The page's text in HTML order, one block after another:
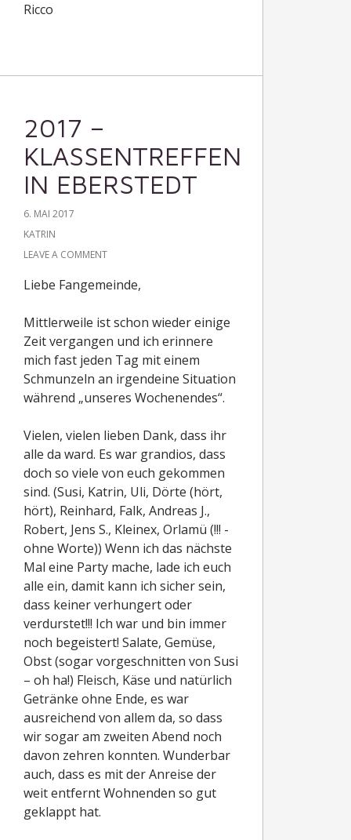
Ricco
2017 –
KLASSENTREFFEN
IN EBERSTEDT
6. MAI 2017
KATRIN
LEAVE A COMMENT
Liebe Fangemeinde,
Mittlerweile ist schon wieder einige
Zeit vergangen und ich erinnere
mich fast jeden Tag mit einem
Schmunzeln an irgendeine Situation
während „unseres Wochenendes“.
Vielen, vielen lieben Dank, dass ihr
alle da ward. Es war grandios, dass
doch so viele von euch gekommen
sind. (Susi, Katrin, Uli, Dörte (hört,
hört), Reinhard, Falk, Andreas J.,
Robert, Jens S., Kleinex, Orlamü (!!! -
ohne Worte)) Wenn ich das nächste
Mal eine Party mache, lade ich euch
alle ein, damit kann ich sicher sein,
dass keiner verhungert oder
verdurstet!!! Ich war und bin immer
noch begeistert! Salate, Gemüse,
Obst (sogar vorgeschnitten von Susi
– oh ha!) Fleisch, Käse und natürlich
Getränke ohne Ende, es war
ausreichend von allem da, so dass
wir sogar am zweiten Abend noch
davon zehren konnten. Wunderbar
auch, dass es mit der Anreise der
weit entfernt Wohnenden so gut
geklappt hat.